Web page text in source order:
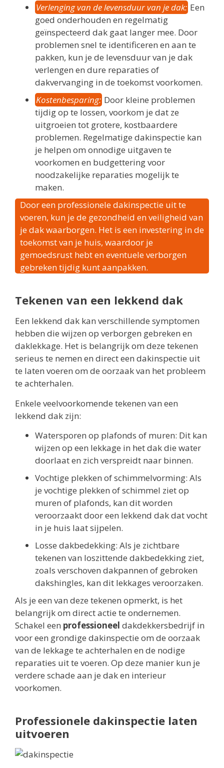
Verlenging van de levensduur van je dak: Een
goed onderhouden en regelmatig
geïnspecteerd dak gaat langer mee. Door
problemen snel te identificeren en aan te
pakken, kun je de levensduur van je dak
verlengen en dure reparaties of
dakvervanging in de toekomst voorkomen.
Kostenbesparing: Door kleine problemen
tijdig op te lossen, voorkom je dat ze
uitgroeien tot grotere, kostbaardere
problemen. Regelmatige dakinspectie kan
je helpen om onnodige uitgaven te
voorkomen en budgettering voor
noodzakelijke reparaties mogelijk te
maken.
Door een professionele dakinspectie uit te
voeren, kun je de gezondheid en veiligheid van
je dak waarborgen. Het is een investering in de
toekomst van je huis, waardoor je
gemoedsrust hebt en eventuele verborgen
gebreken tijdig kunt aanpakken.
Tekenen van een lekkend dak
Een lekkend dak kan verschillende symptomen
hebben die wijzen op verborgen gebreken en
daklekkage. Het is belangrijk om deze tekenen
serieus te nemen en direct een dakinspectie uit
te laten voeren om de oorzaak van het probleem
te achterhalen.
Enkele veelvoorkomende tekenen van een
lekkend dak zijn:
Watersporen op plafonds of muren: Dit kan
wijzen op een lekkage in het dak die water
doorlaat en zich verspreidt naar binnen.
Vochtige plekken of schimmelvorming: Als
je vochtige plekken of schimmel ziet op
muren of plafonds, kan dit worden
veroorzaakt door een lekkend dak dat vocht
in je huis laat sijpelen.
Losse dakbedekking: Als je zichtbare
tekenen van loszittende dakbedekking ziet,
zoals verschoven dakpannen of gebroken
dakshingles, kan dit lekkages veroorzaken.
Als je een van deze tekenen opmerkt, is het
belangrijk om direct actie te ondernemen.
Schakel een professioneel dakdekkersbedrijf in
voor een grondige dakinspectie om de oorzaak
van de lekkage te achterhalen en de nodige
reparaties uit te voeren. Op deze manier kun je
verdere schade aan je dak en interieur
voorkomen.
Professionele dakinspectie laten
uitvoeren